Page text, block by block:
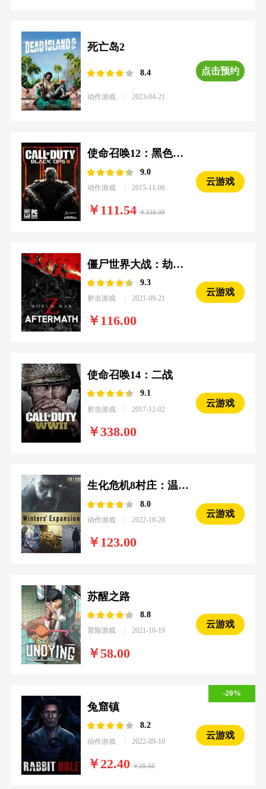
死亡岛2
8.4
动作游戏 2023-04-21
点击预约
使命召唤12：黑色行动3
9.0
动作游戏 2015-11-06
111.54 338.00
云游戏
僵尸世界大战：劫后余生
9.3
射击游戏 2021-09-21
116.00
云游戏
使命召唤14：二战
9.1
射击游戏 2017-12-02
338.00
云游戏
生化危机8村庄：温特斯家的传续
8.0
动作游戏 2022-10-28
123.00
云游戏
苏醒之路
8.8
冒险游戏 2021-10-19
58.00
云游戏
兔窟镇
8.2
动作游戏 2022-09-10
22.40 28.00
云游戏
-20%